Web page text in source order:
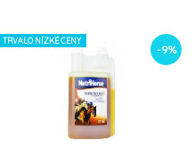
(IPALIGO*). HAEMOLYTAN
400 pomáhá při tvorbě
červených krvinek a při
regeneraci po intenzivn&
TRVALO NÍZKÉ CENY
-9%